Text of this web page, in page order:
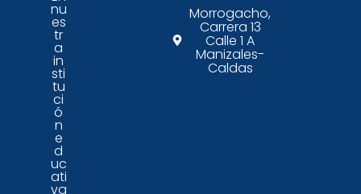
nu
es
tr
a
in
sti
tu
ci
ó
n
e
d
uc
ati
va
Morrogacho,
Carrera 13
Calle 1 A
Manizales-
Caldas